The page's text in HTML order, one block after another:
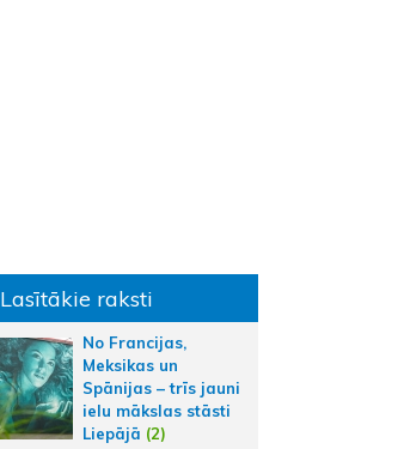
Lasītākie raksti
No Francijas,
Meksikas un
Spānijas – trīs jauni
ielu mākslas stāsti
Liepājā (2)